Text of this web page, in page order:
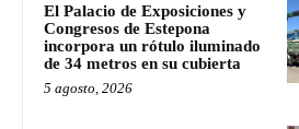
El Palacio de Exposiciones y
Congresos de Estepona
incorpora un rótulo iluminado
de 34 metros en su cubierta
5 agosto, 2026